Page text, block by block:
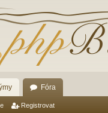
Fóra
Registrovat